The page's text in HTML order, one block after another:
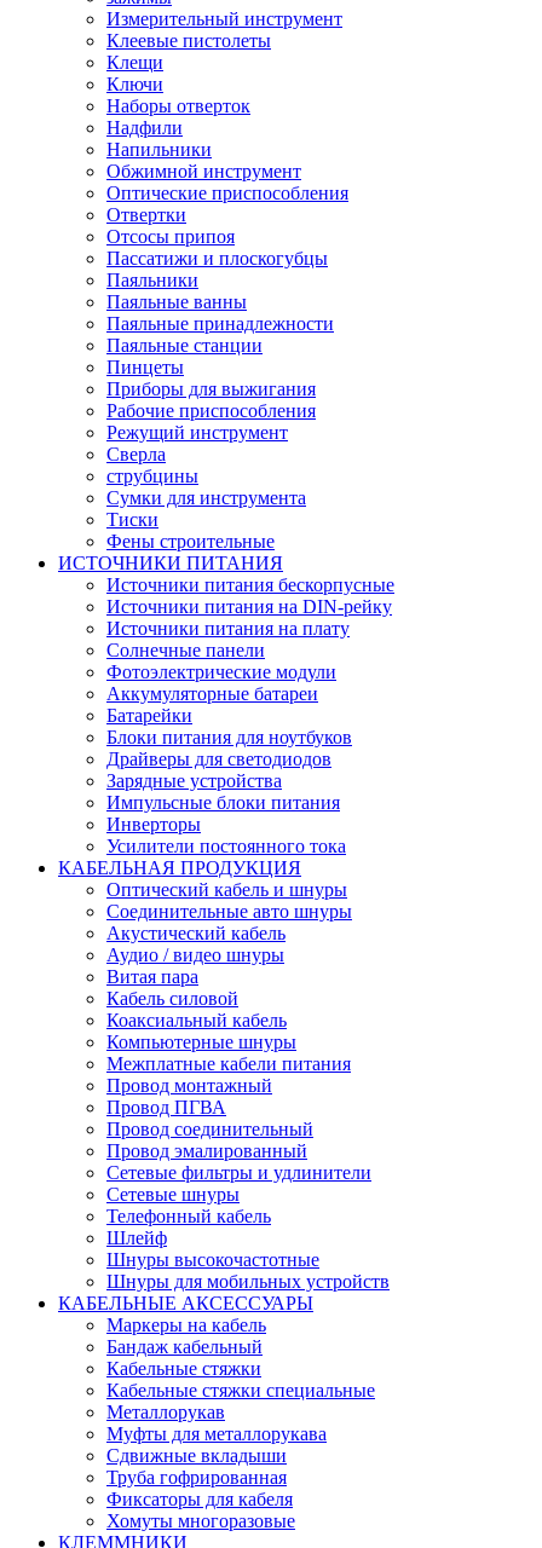
Измерительный инструмент
Клеевые пистолеты
Клещи
Ключи
Наборы отверток
Надфили
Напильники
Обжимной инструмент
Оптические приспособления
Отвертки
Отсосы припоя
Пассатижи и плоскогубцы
Паяльники
Паяльные ванны
Паяльные принадлежности
Паяльные станции
Пинцеты
Приборы для выжигания
Рабочие приспособления
Режущий инструмент
Сверла
струбцины
Сумки для инструмента
Тиски
Фены строительные
ИСТОЧНИКИ ПИТАНИЯ
Источники питания бескорпусные
Источники питания на DIN-рейку
Источники питания на плату
Солнечные панели
Фотоэлектрические модули
Аккумуляторные батареи
Батарейки
Блоки питания для ноутбуков
Драйверы для светодиодов
Зарядные устройства
Импульсные блоки питания
Инверторы
Усилители постоянного тока
КАБЕЛЬНАЯ ПРОДУКЦИЯ
Оптический кабель и шнуры
Соединительные авто шнуры
Акустический кабель
Аудио / видео шнуры
Витая пара
Кабель силовой
Коаксиальный кабель
Компьютерные шнуры
Межплатные кабели питания
Провод монтажный
Провод ПГВА
Провод соединительный
Провод эмалированный
Сетевые фильтры и удлинители
Сетевые шнуры
Телефонный кабель
Шлейф
Шнуры высокочастотные
Шнуры для мобильных устройств
КАБЕЛЬНЫЕ АКСЕССУАРЫ
Маркеры на кабель
Бандаж кабельный
Кабельные стяжки
Кабельные стяжки специальные
Металлорукав
Муфты для металлорукава
Сдвижные вкладыши
Труба гофрированная
Фиксаторы для кабеля
Хомуты многоразовые
КЛЕММНИКИ